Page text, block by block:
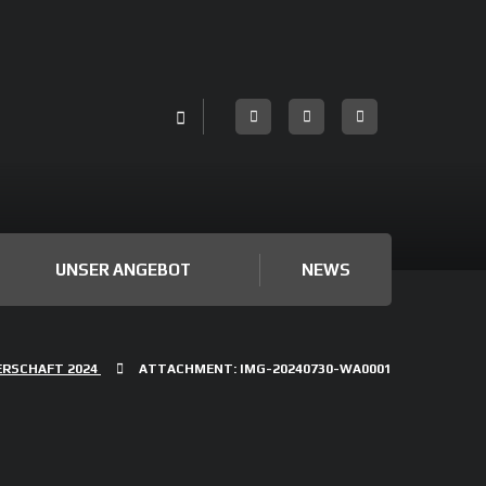
UNSER ANGEBOT NEWS
2024 ATTACHMENT: IMG-20240730-WA0001